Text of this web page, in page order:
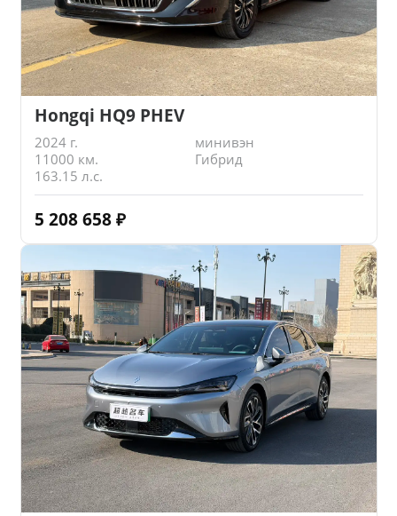
Hongqi HQ9 PHEV
2024 г.
минивэн
11000 км.
Гибрид
163.15 л.с.
5 208 658 ₽